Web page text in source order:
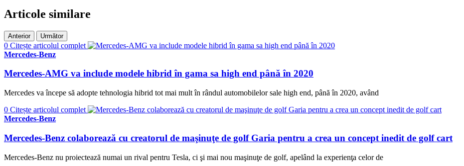
Articole similare
Anterior Următor
0 Citește articolul complet
Mercedes-Benz
Mercedes-AMG va include modele hibrid în gama sa high end până în 2020
Mercedes va începe să adopte tehnologia hibrid tot mai mult în rândul automobilelor sale high end, până în 2020, având
0 Citește articolul complet
Mercedes-Benz
Mercedes-Benz colaborează cu creatorul de maşinuţe de golf Garia pentru a crea un concept inedit de golf cart
Mercedes-Benz nu proiectează numai un rival pentru Tesla, ci şi mai nou maşinuţe de golf, apelând la experienţa celor de